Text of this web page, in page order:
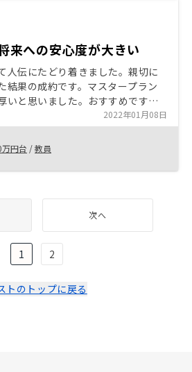
来への安心度が大きい
人伝にたどり着きました。親切に
結果の成約です。マスタープラン
いと思いました。おすすめです。
の安心度が大きいです。今後もよ
2022年01月08日
円台 /教員
次へ
1 2
トのトップに戻る